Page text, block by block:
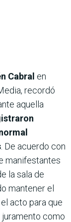
Cabral en
recordó
aquella
. De acuerdo con
manifestantes
la sala de
mantener el
acto para que
como